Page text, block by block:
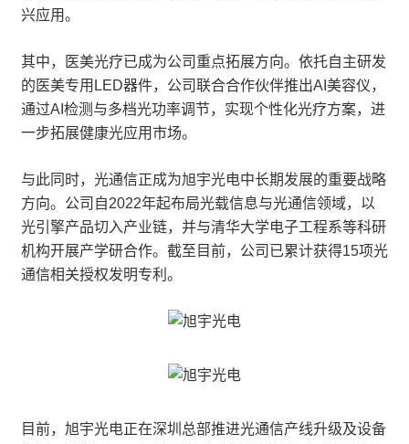
兴应用。
其中，医美光疗已成为公司重点拓展方向。依托自主研发
的医美专用LED器件，公司联合合作伙伴推出AI美容仪，
通过AI检测与多档光功率调节，实现个性化光疗方案，进
一步拓展健康光应用市场。
与此同时，光通信正成为旭宇光电中长期发展的重要战略
方向。公司自2022年起布局光载信息与光通信领域，以
光引擎产品切入产业链，并与清华大学电子工程系等科研
机构开展产学研合作。截至目前，公司已累计获得15项光
通信相关授权发明专利。
目前，旭宇光电正在深圳总部推进光通信产线升级及设备